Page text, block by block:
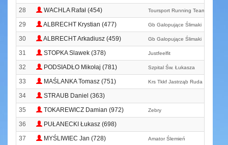
28 WACHLA Rafał (454) Toursport Running Team
29 ALBRECHT Krystian (477) Gb Galopujące Ślimaki
30 ALBRECHT Arkadiusz (459) Gb Galopujące Ślimaki
31 STOPKA Slawek (378) Justfeelfit
32 PODSIADŁO Mikołaj (781) Szpital Św. Łukasza
33 MAŚLANKA Tomasz (751) Krs Tkkf Jastrząb Ruda Śląska
34
STRAUB Daniel (363)
35
TOKAREWICZ Damian (972) Zebry
36
PUŁANECKI Łukasz (698)
37
MYŚLIWIEC Jan (728) Amator Ślemień